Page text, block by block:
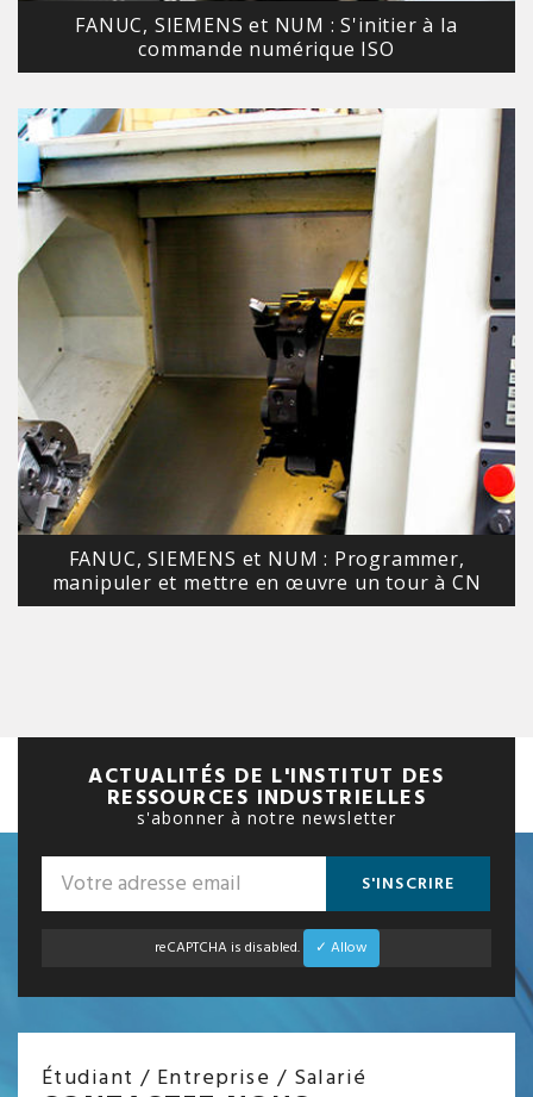
FANUC, SIEMENS et NUM : S'initier à la
commande numérique ISO
FANUC, SIEMENS et NUM : Programmer,
manipuler et mettre en œuvre un tour à CN
ACTUALITÉS DE L'INSTITUT DES
RESSOURCES INDUSTRIELLES
s'abonner à notre newsletter
S'INSCRIRE
reCAPTCHA is disabled. ✓ Allow
Étudiant / Entreprise / Salarié